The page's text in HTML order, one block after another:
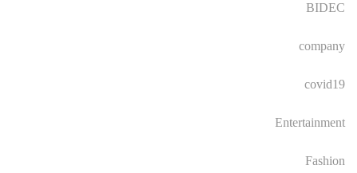
BIDEC
company
covid19
Entertainment
Fashion